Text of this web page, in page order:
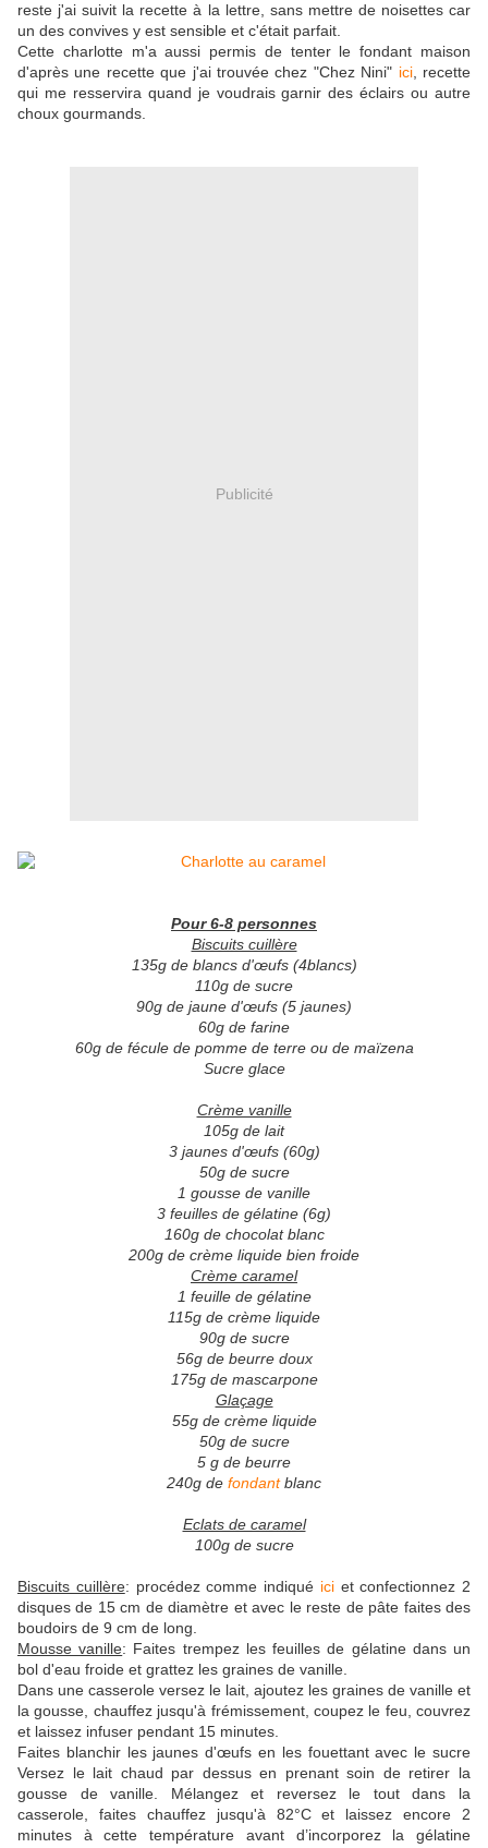
reste j'ai suivit la recette à la lettre, sans mettre de noisettes car
un des convives y est sensible et c'était parfait.
Cette charlotte m'a aussi permis de tenter le fondant maison
d'après une recette que j'ai trouvée chez "Chez Nini" ici, recette
qui me resservira quand je voudrais garnir des éclairs ou autre
choux gourmands.
Publicité
Pour 6-8 personnes
Biscuits cuillère
135g de blancs d'œufs (4blancs)
110g de sucre
90g de jaune d'œufs (5 jaunes)
60g de farine
60g de fécule de pomme de terre ou de maïzena
Sucre glace
Crème vanille
105g de lait
3 jaunes d'œufs (60g)
50g de sucre
1 gousse de vanille
3 feuilles de gélatine (6g)
160g de chocolat blanc
200g de crème liquide bien froide
Crème caramel
1 feuille de gélatine
115g de crème liquide
90g de sucre
56g de beurre doux
175g de mascarpone
Glaçage
55g de crème liquide
50g de sucre
5 g de beurre
240g de fondantblanc
Eclats de caramel
100g de sucre
Biscuits cuillère: procédez comme indiqué ici et confectionnez 2
disques de 15 cm de diamètre et avec le reste de pâte faites des
boudoirs de 9 cm de long.
Mousse vanille: Faites trempez les feuilles de gélatine dans un
bol d'eau froide et grattez les graines de vanille.
Dans une casserole versez le lait, ajoutez les graines de vanille et
la gousse, chauffez jusqu'à frémissement, coupez le feu, couvrez
et laissez infuser pendant 15 minutes.
Faites blanchir les jaunes d'œufs en les fouettant avec le sucre
Versez le lait chaud par dessus en prenant soin de retirer la
gousse de vanille. Mélangez et reversez le tout dans la
casserole, faites chauffez jusqu'à 82°C et laissez encore 2
minutes à cette température avant d’incorporez la gélatine